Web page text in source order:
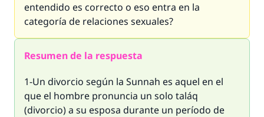
entendido es correcto o eso entra en la
categoría de relaciones sexuales?
Resumen de la respuesta
1-Un divorcio según la Sunnah es aquel en el
que el hombre pronuncia un solo taláq
(divorcio) a su esposa durante un período de